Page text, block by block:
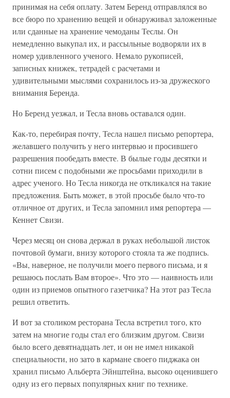
принимая на себя оплату. Затем Беренд отправлялся во
все бюро по хранению вещей и обнаруживал заложенные
или сданные на хранение чемоданы Теслы. Он
немедленно выкупал их, и рассыльные водворяли их в
номер удивленного ученого. Немало рукописей,
записных книжек, тетрадей с расчетами и
удивительными мыслями сохранилось из-за дружеского
внимания Беренда.
Но Беренд уезжал, и Тесла вновь оставался один.
Как-то, перебирая почту, Тесла нашел письмо репортера,
желавшего получить у него интервью и просившего
разрешения пообедать вместе. В былые годы десятки и
сотни писем с подобными же просьбами приходили в
адрес ученого. Но Тесла никогда не откликался на такие
предложения. Быть может, в этой просьбе было что-то
отличное от других, и Тесла запомнил имя репортера —
Кеннет Свизи.
Через месяц он снова держал в руках небольшой листок
почтовой бумаги, внизу которого стояла та же подпись.
«Вы, наверное, не получили моего первого письма, и я
решаюсь послать Вам второе». Что это — наивность или
один из приемов опытного газетчика? На этот раз Тесла
решил ответить.
И вот за столиком ресторана Тесла встретил того, кто
затем на многие годы стал его близким другом. Свизи
было всего девятнадцать лет, и он не имел никакой
специальности, но зато в кармане своего пиджака он
хранил письмо Альберта Эйнштейна, высоко оценившего
одну из его первых популярных книг по технике.